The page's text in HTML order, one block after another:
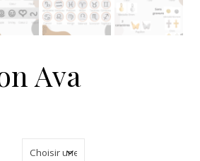
Ava
de prix : 19,00 € à 24,00 €